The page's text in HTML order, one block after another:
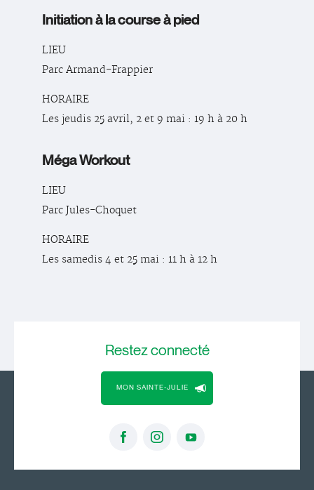
Initiation à la course à pied
LIEU
Parc Armand-Frappier
HORAIRE
Les jeudis 25 avril, 2 et 9 mai : 19 h à 20 h
Méga Workout
LIEU
Parc Jules-Choquet
HORAIRE
Les samedis 4 et 25 mai : 11 h à 12 h
Restezconnecté
MON SAINTE-JULIE